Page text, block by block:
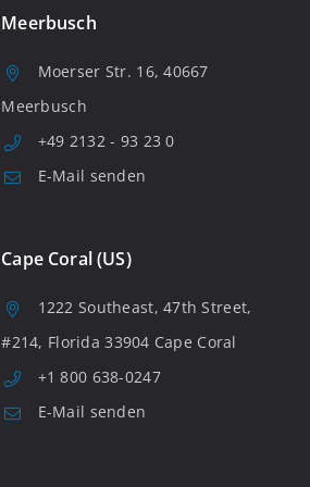
Meerbusch
Moerser Str. 16, 40667
Meerbusch
+49 2132 - 93 23 0
E-Mail senden
Cape Coral (US)
1222 Southeast, 47th Street,
#214, Florida 33904 Cape Coral
+1 800 638-0247
E-Mail senden